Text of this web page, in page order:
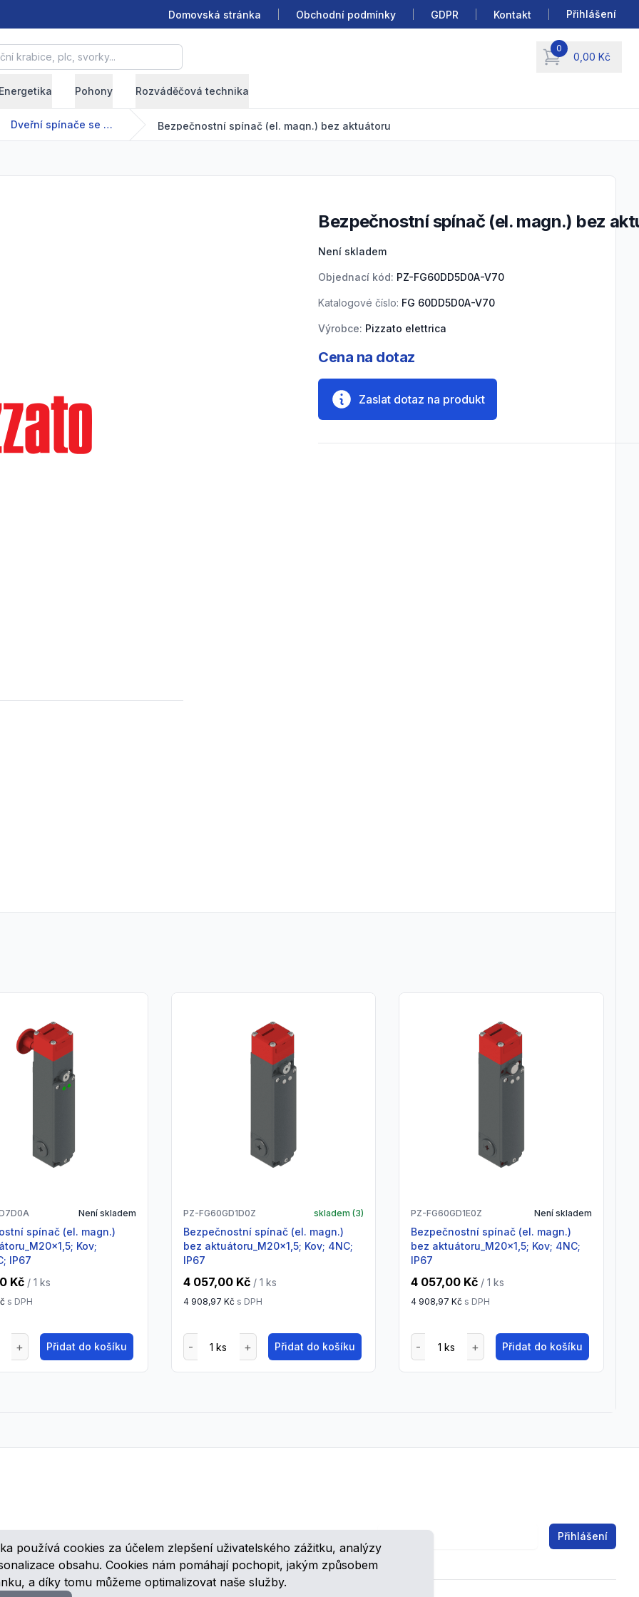
používá cookies za účelem zlepšení uživatelského zážitku, analýzy
obsahu. Cookies nám pomáhají pochopit, jakým způsobem
a díky tomu můžeme optimalizovat naše služby.
Domovská stránka Obchodní podmínky GDPR Kontakt Přihlášení
plc, svorky... 0
0,00 Kč
items in cart, view
Energetika Pohony Rozváděčová technika
Dveřní spínače se solenoidem FG Bezpečnostní spínač (el. magn.) bez aktuátoru
Bezpečnostní spínač (el. magn.) bez
Není skladem
Objednací kód: PZ-FG60DD5D0A-V70
Katalogové číslo: FG 60DD5D0A-V70
Výrobce: Pizzato elettrica
Cena na dotaz
Zaslat dotaz na produkt
Není skladem
Kov;
IP67
Kč / 1 ks
s DPH
Přidat do košíku
PZ-FG60GD1D0Z skladem (3)
Bezpečnostní spínač (el. magn.)
bez aktuátoru_M20x1,5; Kov; 4NC;
IP67
4 057,00 Kč / 1 ks
4 908,97 Kč s DPH
Přidat do košíku
PZ-FG60GD1E0Z Není skladem
Bezpečnostní spínač (el. magn.)
bez aktuátoru_M20x1,5; Kov; 4NC;
IP67
4 057,00 Kč / 1 ks
4 908,97 Kč s DPH
Přidat do košíku
speciálních cenových nabídkách a různých zajímavých akcích.
Email address Přihlášení